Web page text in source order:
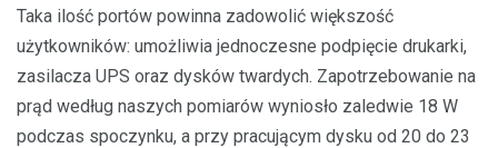
Taka ilość portów powinna zadowolić większość
użytkowników: umożliwia jednoczesne podpięcie drukarki,
zasilacza UPS oraz dysków twardych. Zapotrzebowanie na
prąd według naszych pomiarów wyniosło zaledwie 18 W
podczas spoczynku, a przy pracującym dysku od 20 do 23